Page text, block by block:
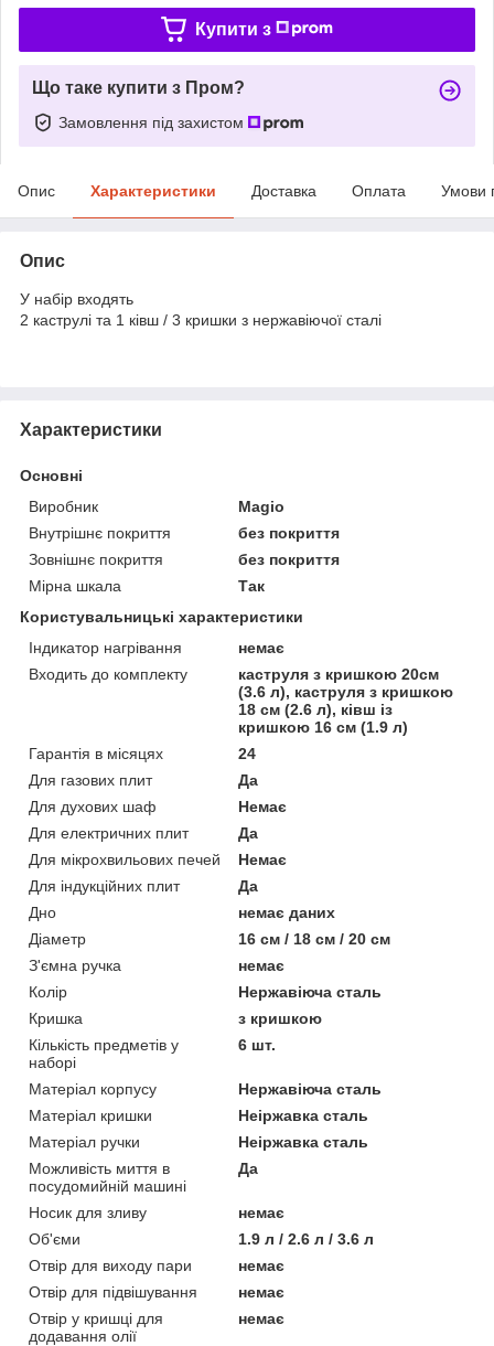
Купити з
Що таке купити з Пром?
Замовлення під захистом
Опис Характеристики Доставка Оплата Умови
Опис
У набір входять
2 каструлі та 1 ківш / 3 кришки з нержавіючої сталі
Характеристики
Основні
Виробник
Magio
Внутрішнє покриття
без покриття
Зовнішнє покриття
без покриття
Мірна шкала
Так
Користувальницькі характеристики
Індикатор нагрівання
немає
Входить до комплекту
каструля з кришкою 20см
(3.6 л), каструля з кришкою
18 см (2.6 л), ківш із
кришкою 16 см (1.9 л)
Гарантія в місяцях
24
Для газових плит
Да
Для духових шаф
Немає
Для електричних плит
Да
Для мікрохвильових печей
Немає
Для індукційних плит
Да
Дно
немає даних
Діаметр
16 см / 18 см / 20 см
З'ємна ручка
немає
Колір
Нержавіюча сталь
Кришка
з кришкою
Кількість предметів у
наборі
6 шт.
Матеріал корпусу
Нержавіюча сталь
Матеріал кришки
Неіржавка сталь
Матеріал ручки
Неіржавка сталь
Можливість миття в
посудомийній машині
Да
Носик для зливу
немає
Об'єми
1.9 л / 2.6 л / 3.6 л
Отвір для виходу пари
немає
Отвір для підвішування
немає
Отвір у кришці для
додавання олії
немає